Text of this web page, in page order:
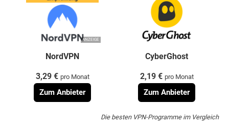
ANZEIGE
NordVPN
3,29 € pro Monat
Zum Anbieter
CyberGhost
2,19 € pro Monat
Zum Anbieter
Die besten VPN-Programme im Vergleich